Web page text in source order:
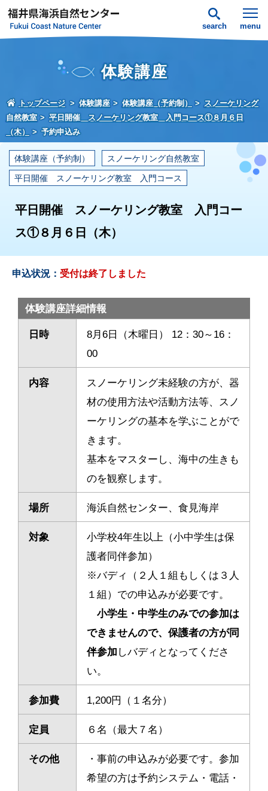
search menu
体験講座
トップページ 体験講座 体験講座（予約制）
スノーケリング
自然教室
平日開催 スノーケリング教室 入門コース①８月６日
（木）
予約申込み
体験講座（予約制） スノーケリング自然教室
平日開催 スノーケリング教室 入門コース
平日開催 スノーケリング教室 入門コー
ス①８月６日（木）
申込状況： 受付は終了しました
体験講座詳細情報
日時
8月6日（木曜日） 12：30～16：
00
内容
スノーケリング未経験の方が、器
材の使用方法や活動方法等、スノ
ーケリングの基本を学ぶことがで
きます。
基本をマスターし、海中の生きも
のを観察します。
場所 海浜自然センター、食見海岸
対象
小学校4年生以上（小中学生は保
護者同伴参加）
※バディ（２人１組もしくは３人
１組）での申込みが必要です。
小学生・中学生のみでの参加は
できませんので、保護者の方が同
伴参加 しバディとなってくださ
い。
参加費 1,200円（１名分）
定員 ６名（最大７名）
その他
・事前の申込みが必要です。参加
希望の方は予約システム・電話・